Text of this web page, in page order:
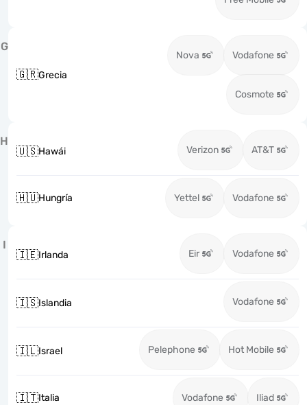
G
🇬🇷Grecia
Nova Vodafone
Cosmote
H
🇺🇸Hawái Verizon AT&T
🇭🇺Hungría Yettel Vodafone
I
🇮🇪Irlanda Eir Vodafone
🇮🇸Islandia Vodafone
🇮🇱Israel Pelephone Hot Mobile
🇮🇹Italia Vodafone Iliad